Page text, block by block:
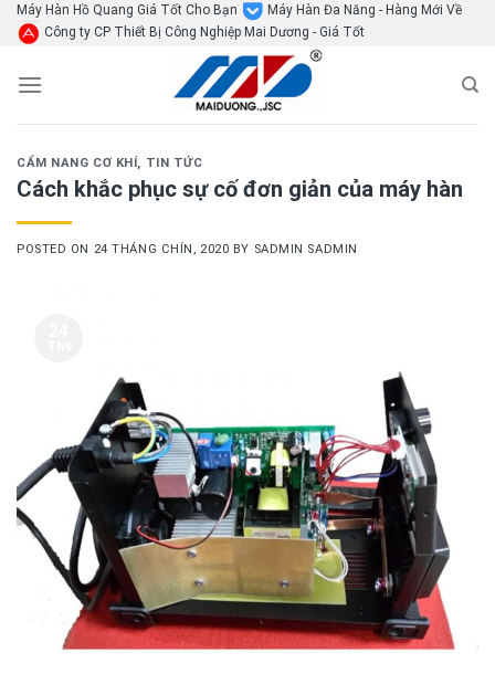
SkipMáy Hàn Hồ Quang Giá Tốt Cho Bạn
Máy Hàn Đa Năng - Hàng Mới Về
Công ty CP Thiết Bị Công Nghiệp Mai Dương - Giá Tốt
CẨM NANG CƠ KHÍ, TIN TỨC
Cách khắc phục sự cố đơn giản của máy hàn
POSTED ON 24 THÁNG CHÍN, 2020 BY SADMIN SADMIN